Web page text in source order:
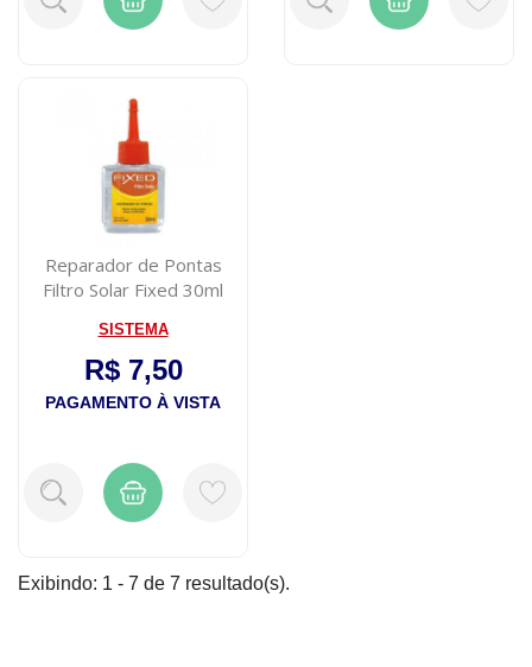
Reparador de Pontas
Filtro Solar Fixed 30ml
SISTEMA
R$ 7,50
PAGAMENTO À VISTA
Exibindo: 1 - 7 de 7 resultado(s).